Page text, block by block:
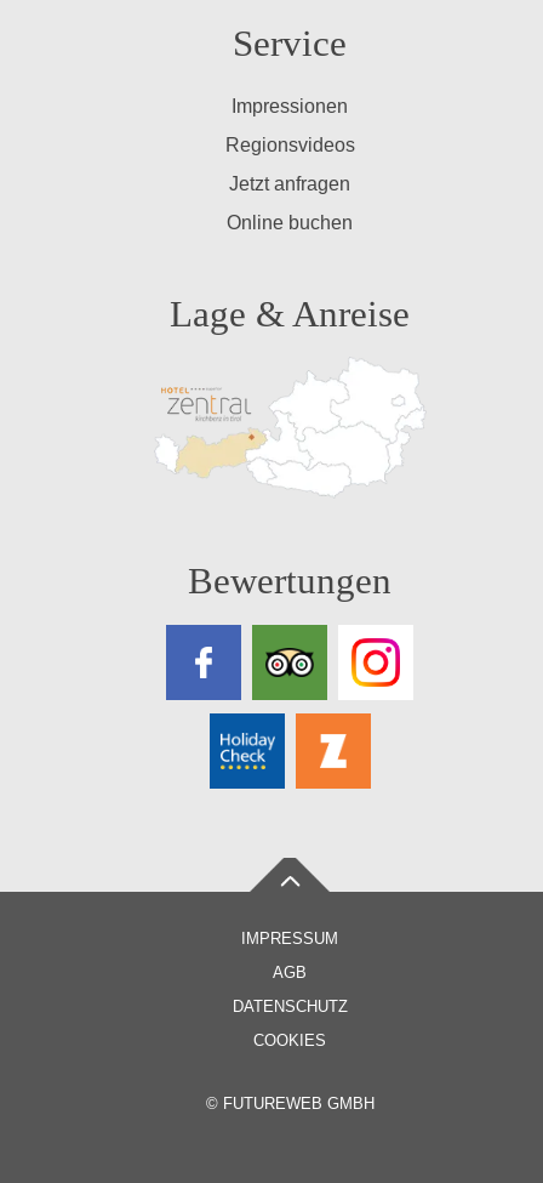
Service
Impressionen
Regionsvideos
Jetzt anfragen
Online buchen
Lage & Anreise
Bewertungen
IMPRESSUM
AGB
DATENSCHUTZ
COOKIES
© FUTUREWEB GMBH